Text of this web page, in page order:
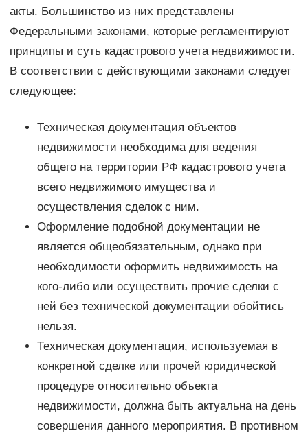
акты. Большинство из них представлены
Федеральными законами, которые регламентируют
принципы и суть кадастрового учета недвижимости.
В соответствии с действующими законами следует
следующее:
Техническая документация объектов
недвижимости необходима для ведения
общего на территории РФ кадастрового учета
всего недвижимого имущества и
осуществления сделок с ним.
Оформление подобной документации не
является общеобязательным, однако при
необходимости оформить недвижимость на
кого-либо или осуществить прочие сделки с
ней без технической документации обойтись
нельзя.
Техническая документация, используемая в
конкретной сделке или прочей юридической
процедуре относительно объекта
недвижимости, должна быть актуальна на день
совершения данного мероприятия. В противном